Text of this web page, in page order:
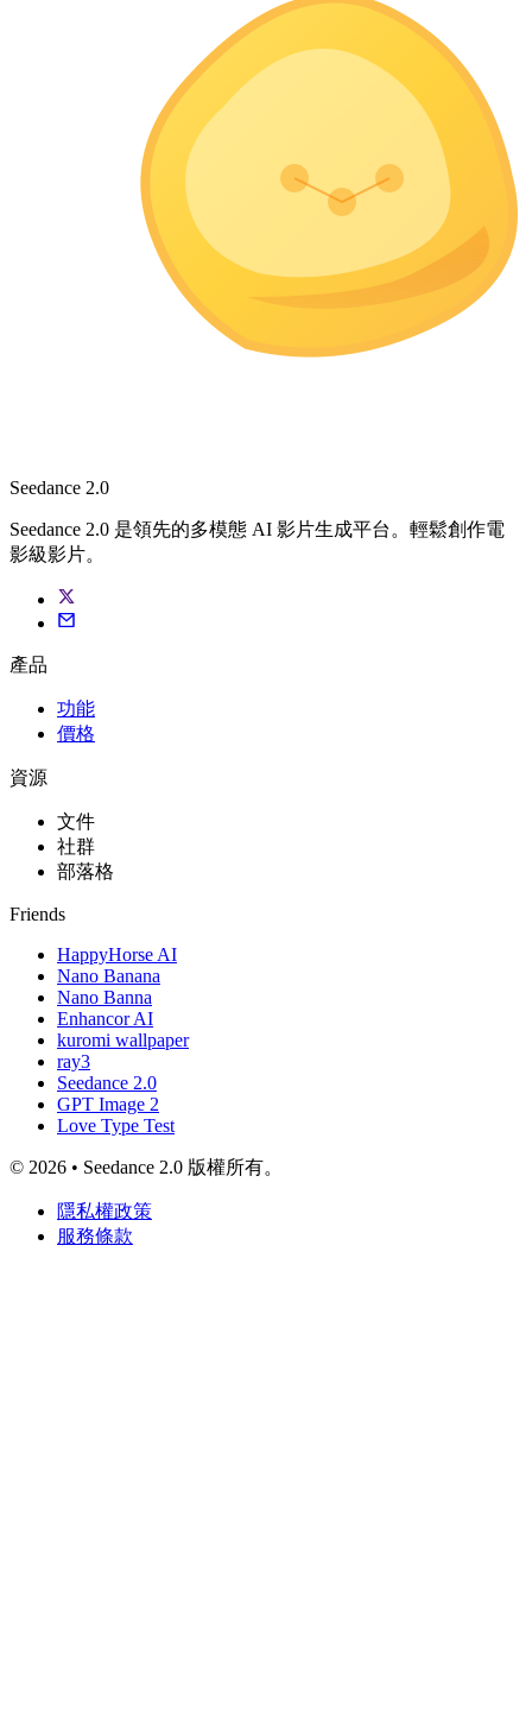
Seedance 2.0
Seedance 2.0 是領先的多模態 AI 影片生成平台。輕鬆創作電
影級影片。
產品
功能
價格
資源
文件
社群
部落格
Friends
HappyHorse AI
Nano Banana
Nano Banna
Enhancor AI
kuromi wallpaper
ray3
Seedance 2.0
GPT Image 2
Love Type Test
© 2026 • Seedance 2.0 版權所有。
隱私權政策
服務條款